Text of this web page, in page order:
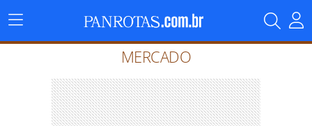
Menu
Principal
MERCADO